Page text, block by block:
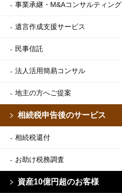
事業承継・M&Aコンサルティング
遺言作成支援サービス
民事信託
法人活用簡易コンサル
地主の方へご提案
相続税申告後のサービス
相続税還付
お助け税務調査
資産10億円超のお客様